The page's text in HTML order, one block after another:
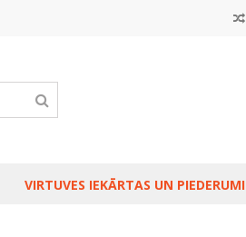
VIRTUVES IEKĀRTAS UN PIEDERUMI